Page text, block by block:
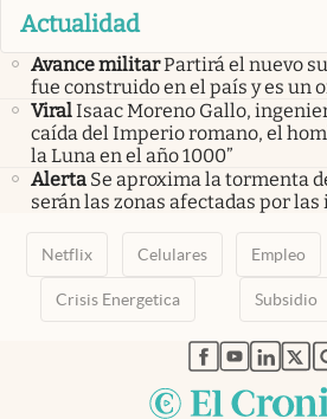
Actualidad
Avance militarPartirá el nuevo
fue construido en el país y es un
ViralIsaac Moreno Gallo,
caída del Imperio romano, el
la Luna en el año 1000”
Alerta Se aproxima la tormenta
serán las zonas afectadas por
Netflix Celulares Empleo
Crisis Energetica Subsidio
abre enabre en
abre